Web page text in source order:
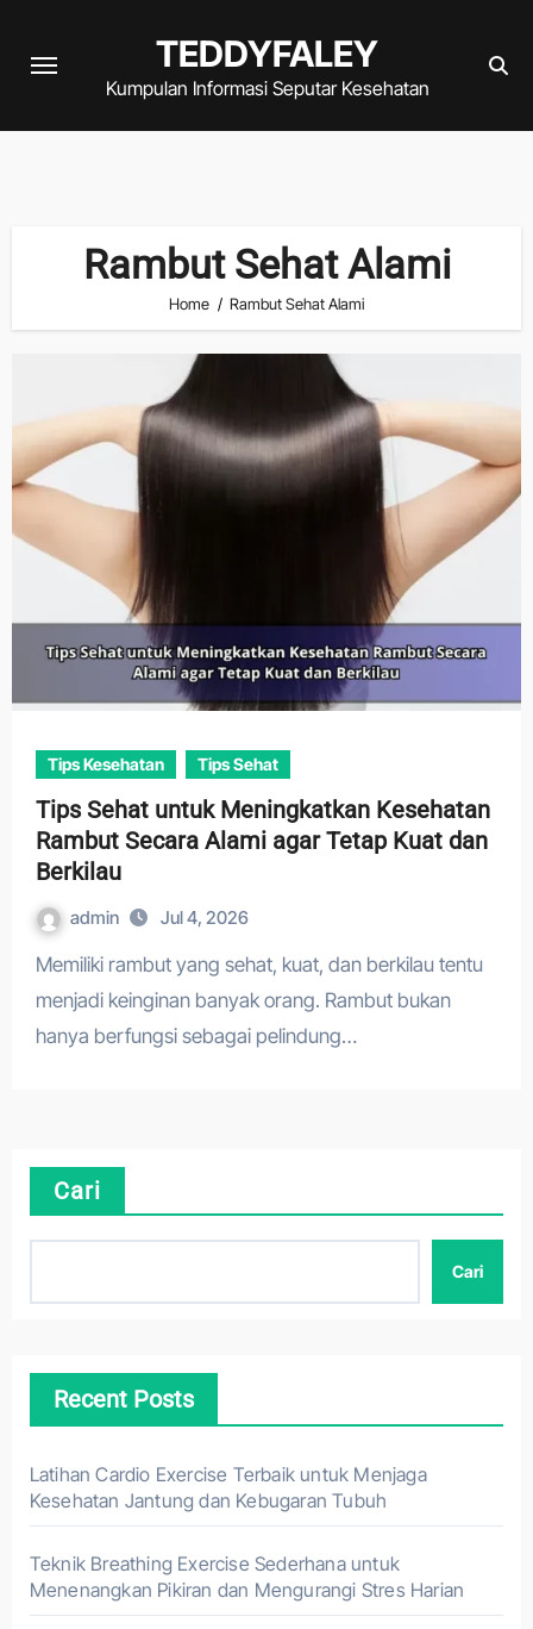
TEDDYFALEY
Kumpulan Informasi Seputar Kesehatan
Rambut Sehat Alami
Home Rambut Sehat Alami
Tips Kesehatan Tips Sehat
Tips Sehat untuk Meningkatkan Kesehatan
Rambut Secara Alami agar Tetap Kuat dan
Berkilau
admin Jul 4, 2026
Memiliki rambut yang sehat, kuat, dan berkilau tentu
menjadi keinginan banyak orang. Rambut bukan
hanya berfungsi sebagai pelindung…
Cari
Cari
Recent Posts
Latihan Cardio Exercise Terbaik untuk Menjaga
Kesehatan Jantung dan Kebugaran Tubuh
Teknik Breathing Exercise Sederhana untuk
Menenangkan Pikiran dan Mengurangi Stres Harian